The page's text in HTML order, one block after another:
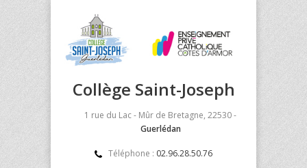
Collège Saint-Joseph
1 rue du Lac - Mûr de Bretagne, 22530 -
Guerlédan
Téléphone : 02.96.28.50.76